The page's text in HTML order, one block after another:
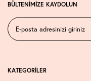
BÜLTENİMİZE KAYDOLUN
KATEGORİLER